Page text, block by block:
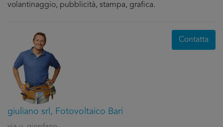
volantinaggio, pubblicità, stampa, grafica.
giuliano srl, Fotovoltaico Bari
Contatta